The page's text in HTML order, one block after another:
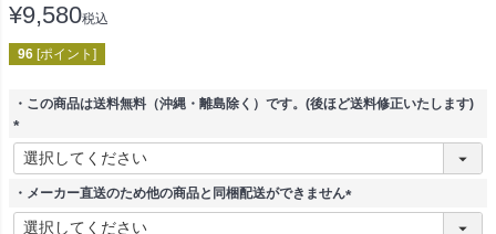
¥9,580税込
96 [ポイント]
・この商品は送料無料（沖縄・離島除く）です。(後ほど送料修正いたします)
(
必
須・メーカー直送のため他の商品と同梱配送ができません
(